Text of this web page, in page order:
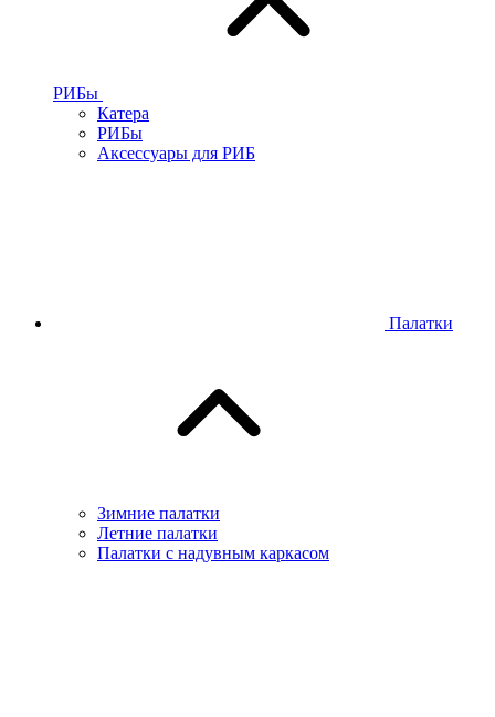
РИБы
Катера
РИБы
Аксессуары для РИБ
Палатки
Зимние палатки
Летние палатки
Палатки с надувным каркасом